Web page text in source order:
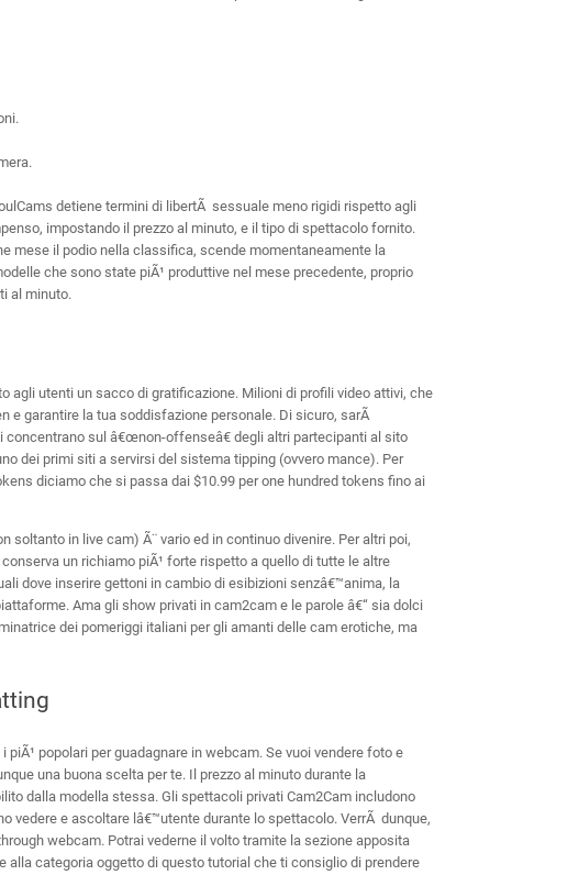
detiene termini di libertÃ sessuale meno rigidi rispetto agli
impostando il prezzo al minuto, e il tipo di spettacolo fornito.
mese il podio nella classifica, scende momentaneamente la
che sono state piÃ¹ produttive nel mese precedente, proprio
al minuto.
agli utenti un sacco di gratificazione. Milioni di profili video attivi, che
e garantire la tua soddisfazione personale. Di sicuro, sarÃ
sul â€œnon-offenseâ€ degli altri partecipanti al sito
dei primi siti a servirsi del sistema tipping (ovvero mance). Per
diciamo che si passa dai $10.99 per one hundred tokens fino ai
in live cam) Ã¨ vario ed in continuo divenire. Per altri poi,
un richiamo piÃ¹ forte rispetto a quello di tutte le altre
dove inserire gettoni in cambio di esibizioni senzâ€™anima, la
Ama gli show privati in cam2cam e le parole â€“ sia dolci
dei pomeriggi italiani per gli amanti delle cam erotiche, ma
popolari per guadagnare in webcam. Se vuoi vendere foto e
una buona scelta per te. Il prezzo al minuto durante la
dalla modella stessa. Gli spettacoli privati Cam2Cam includono
vedere e ascoltare lâ€™utente durante lo spettacolo. VerrÃ dunque,
webcam. Potrai vederne il volto tramite la sezione apposita
categoria oggetto di questo tutorial che ti consiglio di prendere